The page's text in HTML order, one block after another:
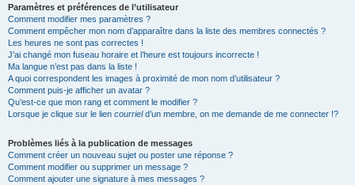
Paramètres et préférences de l’utilisateur
Comment modifier mes paramètres ?
Comment empêcher mon nom d’apparaître dans la liste des membres connectés ?
Les heures ne sont pas correctes !
J’ai changé mon fuseau horaire et l’heure est toujours incorrecte !
Ma langue n’est pas dans la liste !
A quoi correspondent les images à proximité de mon nom d’utilisateur ?
Comment puis-je afficher un avatar ?
Qu’est-ce que mon rang et comment le modifier ?
Lorsque je clique sur le lien courrield’un membre, on me demande de me connecter !?
Problèmes liés à la publication de messages
Comment créer un nouveau sujet ou poster une réponse ?
Comment modifier ou supprimer un message ?
Comment ajouter une signature à mes messages ?